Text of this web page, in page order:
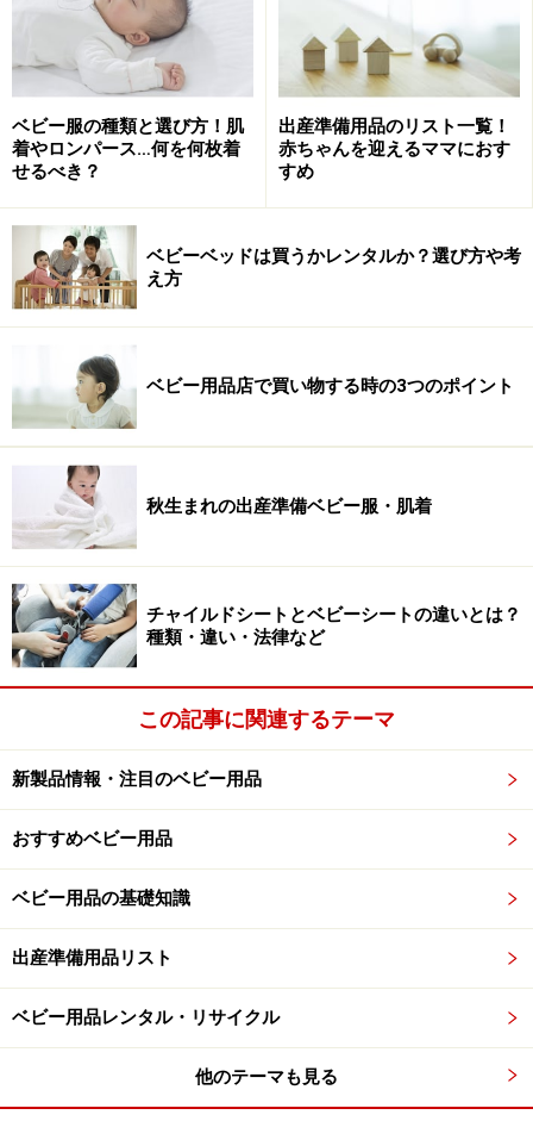
ベビー服の種類と選び方！肌
着やロンパース…何を何枚着
せるべき？
出産準備用品のリスト一覧！
赤ちゃんを迎えるママにおす
すめ
ベビーベッドは買うかレンタルか？選び方や考
え方
ベビー用品店で買い物する時の3つのポイント
秋生まれの出産準備ベビー服・肌着
チャイルドシートとベビーシートの違いとは？
種類・違い・法律など
この記事に関連するテーマ
新製品情報・注目のベビー用品
おすすめベビー用品
ベビー用品の基礎知識
出産準備用品リスト
ベビー用品レンタル・リサイクル
他のテーマも見る